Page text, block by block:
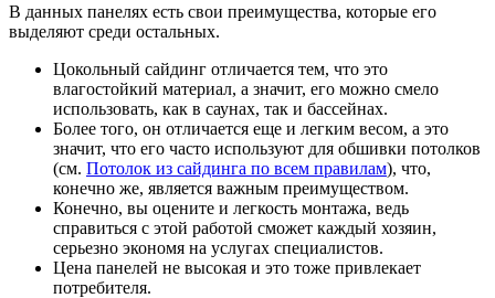
В данных панелях есть свои преимущества, которые его
выделяют среди остальных.
Цокольный сайдинг отличается тем, что это
влагостойкий материал, а значит, его можно смело
использовать, как в саунах, так и бассейнах.
Более того, он отличается еще и легким весом, а это
значит, что его часто используют для обшивки потолков
(см. Потолок из сайдинга по всем правилам), что,
конечно же, является важным преимуществом.
Конечно, вы оцените и легкость монтажа, ведь
справиться с этой работой сможет каждый хозяин,
серьезно экономя на услугах специалистов.
Цена панелей не высокая и это тоже привлекает
потребителя.